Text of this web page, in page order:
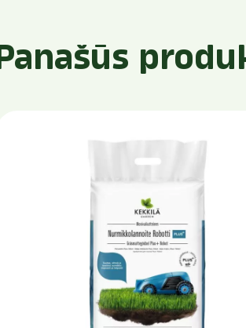
Panašūs